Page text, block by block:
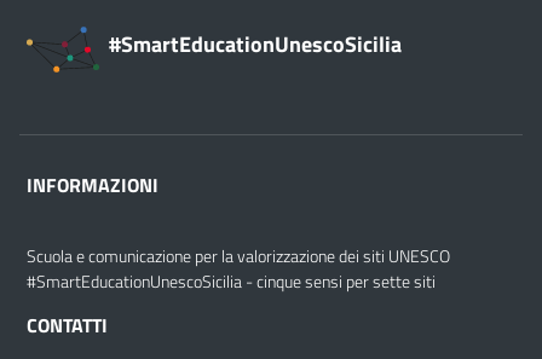
#SmartEducationUnescoSicilia
INFORMAZIONI
Scuola e comunicazione per la valorizzazione dei siti UNESCO
#SmartEducationUnescoSicilia - cinque sensi per sette siti
CONTATTI